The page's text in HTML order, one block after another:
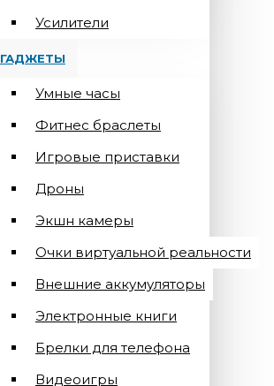
Усилители
ГАДЖЕТЫ
Умные часы
Фитнес браслеты
Игровые приставки
Дроны
Экшн камеры
Очки виртуальной реальности
Внешние аккумуляторы
Электронные книги
Брелки для телефона
Видеоигры